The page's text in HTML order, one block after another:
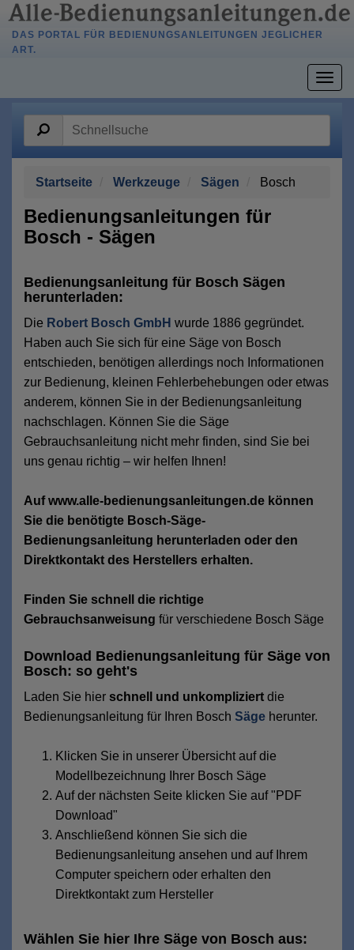
DAS PORTAL FÜR BEDIENUNGSANLEITUNGEN JEGLICHER
ART.
Startseite Werkzeuge Sägen Bosch
Bedienungsanleitungen für
Bosch - Sägen
Bedienungsanleitung für Bosch Sägen
herunterladen:
Die Robert Bosch GmbH wurde 1886 gegründet.
Haben auch Sie sich für eine Säge von Bosch
entschieden, benötigen allerdings noch Informationen
zur Bedienung, kleinen Fehlerbehebungen oder etwas
anderem, können Sie in der Bedienungsanleitung
nachschlagen. Können Sie die Säge
Gebrauchsanleitung nicht mehr finden, sind Sie bei
uns genau richtig – wir helfen Ihnen!
Auf www.alle-bedienungsanleitungen.de können
Sie die benötigte Bosch-Säge-
Bedienungsanleitung herunterladen oder den
Direktkontakt des Herstellers erhalten.
Finden Sie schnell die richtige
Gebrauchsanweisung für verschiedene Bosch Säge
Download Bedienungsanleitung für Säge von
Bosch: so geht's
Laden Sie hier schnell und unkompliziert die
Bedienungsanleitung für Ihren Bosch Säge herunter.
Klicken Sie in unserer Übersicht auf die
Modellbezeichnung Ihrer Bosch Säge
Auf der nächsten Seite klicken Sie auf "PDF
Download"
Anschließend können Sie sich die
Bedienungsanleitung ansehen und auf Ihrem
Computer speichern oder erhalten den
Direktkontakt zum Hersteller
Wählen Sie hier Ihre Säge von Bosch aus: